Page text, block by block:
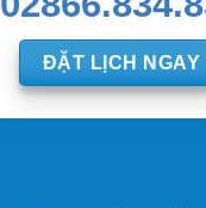
ĐẶT LỊCH NGAY